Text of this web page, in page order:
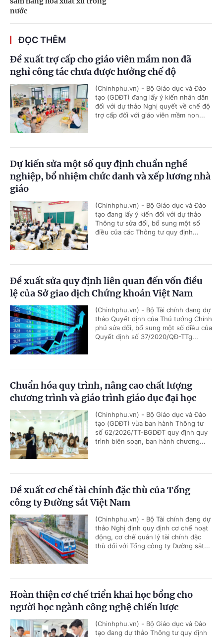
nước
ĐỌC THÊM
Đề xuất trợ cấp cho giáo viên mầm non đã
nghỉ công tác chưa được hưởng chế độ
(Chinhphu.vn) - Bộ Giáo dục và Đào
tạo (GDĐT) đang lấy ý kiến nhân dân
đối với dự thảo Nghị quyết về chế độ
trợ cấp đối với giáo viên mầm non...
Dự kiến sửa một số quy định chuẩn nghề
nghiệp, bổ nhiệm chức danh và xếp lương nhà
giáo
(Chinhphu.vn) - Bộ Giáo dục và Đào
tạo đang lấy ý kiến đối với dự thảo
Thông tư sửa đổi, bổ sung một số
điều của các Thông tư quy định...
Đề xuất sửa quy định liên quan đến vốn điều
lệ của Sở giao dịch Chứng khoán Việt Nam
(Chinhphu.vn) - Bộ Tài chính đang dự
thảo Quyết định của Thủ tướng Chính
phủ sửa đổi, bổ sung một số điều của
Quyết định số 37/2020/QĐ-TTg...
Chuẩn hóa quy trình, nâng cao chất lượng
chương trình và giáo trình giáo dục đại học
(Chinhphu.vn) - Bộ Giáo dục và Đào
tạo (GDĐT) vừa ban hành Thông tư
số 62/2026/TT-BGDĐT quy định quy
trình biên soạn, ban hành chương...
Đề xuất cơ chế tài chính đặc thù của Tổng
công ty Đường sắt Việt Nam
(Chinhphu.vn) - Bộ Tài chính đang dự
thảo Nghị định quy định cơ chế hoạt
động, cơ chế quản lý tài chính đặc
thù đối với Tổng công ty Đường sắt...
Hoàn thiện cơ chế triển khai học bổng cho
người học ngành công nghệ chiến lược
(Chinhphu.vn) - Bộ Giáo dục và Đào
tạo đang dự thảo Thông tư quy định